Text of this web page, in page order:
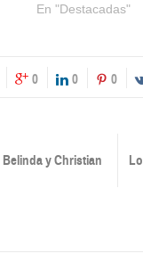
En "Destacadas"
0 0 0
y Christian